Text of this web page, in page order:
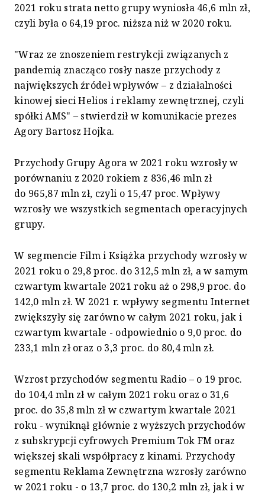
2021 roku strata netto grupy wyniosła 46,6 mln zł,
czyli była o 64,19 proc. niższa niż w 2020 roku.
"Wraz ze znoszeniem restrykcji związanych z
pandemią znacząco rosły nasze przychody z
największych źródeł wpływów – z działalności
kinowej sieci Helios i reklamy zewnętrznej, czyli
spółki AMS" – stwierdził w komunikacie prezes
Agory Bartosz Hojka.
Przychody Grupy Agora w 2021 roku wzrosły w
porównaniu z 2020 rokiem z 836,46 mln zł
do 965,87 mln zł, czyli o 15,47 proc. Wpływy
wzrosły we wszystkich segmentach operacyjnych
grupy.
W segmencie Film i Książka przychody wzrosły w
2021 roku o 29,8 proc. do 312,5 mln zł, a w samym
czwartym kwartale 2021 roku aż o 298,9 proc. do
142,0 mln zł. W 2021 r. wpływy segmentu Internet
zwiększyły się zarówno w całym 2021 roku, jak i
czwartym kwartale - odpowiednio o 9,0 proc. do
233,1 mln zł oraz o 3,3 proc. do 80,4 mln zł.
Wzrost przychodów segmentu Radio – o 19 proc.
do 104,4 mln zł w całym 2021 roku oraz o 31,6
proc. do 35,8 mln zł w czwartym kwartale 2021
roku - wyniknął głównie z wyższych przychodów
z subskrypcji cyfrowych Premium Tok FM oraz
większej skali współpracy z kinami. Przychody
segmentu Reklama Zewnętrzna wzrosły zarówno
w 2021 roku - o 13,7 proc. do 130,2 mln zł, jak i w